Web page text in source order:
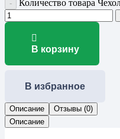
Количество товара
В корзину
В избранное
Описание
Отзывы (0)
Описание